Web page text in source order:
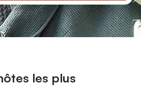
les plus